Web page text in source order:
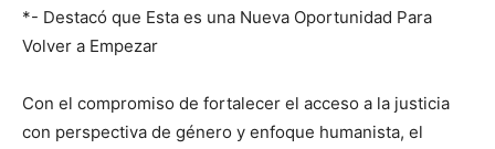
*- Destacó que Esta es una Nueva Oportunidad Para
Volver a Empezar
Con el compromiso de fortalecer el acceso a la justicia
con perspectiva de género y enfoque humanista, el